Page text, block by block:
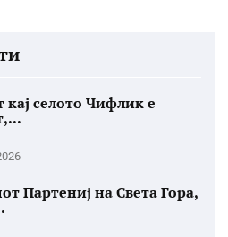
селото Чифлик е
Партениј на Света Гора,